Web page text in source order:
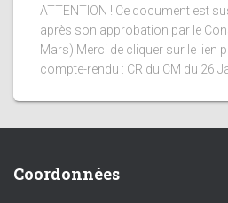
ATTENTION ! Ce document est
après son approbation par le
Mars) Merci de cliquer sur le lien
compte-rendu : CR du CM du 26
Coordonnées